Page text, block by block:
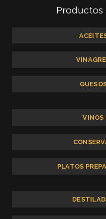
Productos
VINOS
PLATOS